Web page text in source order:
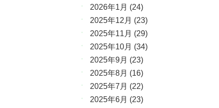
2026年1月 (24)
2025年12月 (23)
2025年11月 (29)
2025年10月 (34)
2025年9月 (23)
2025年8月 (16)
2025年7月 (22)
2025年6月 (23)